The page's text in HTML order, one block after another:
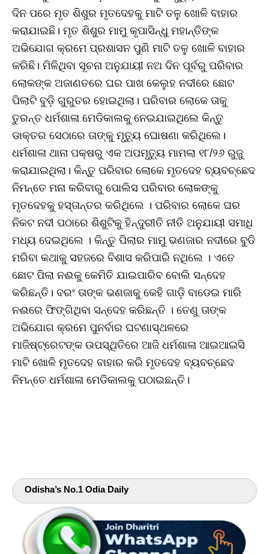
ଦିନ ପରେ ମୃତ ଶିଶୁର ମୃତଦେହକୁ ମାଟି ତଳୁ ଖୋଳି ବାହାର
କରାଯାଇଛି। ମୃତ ଶିଶୁର ମାମୁ କୃପାସିନ୍ଧୁ ମହାନ୍ତିଙ୍କ
ଅଭିଯୋଗ କ୍ରମେ ପ୍ରଶାସନ ପୁଣି ମାଟି ତଳୁ ଖୋଳି ବାହାର
କରିଛି। ମିଳିଥିବା ସୂଚନା ଅନୁଯାୟୀ ନଅ ଦିନ ପୂର୍ବରୁ ପରିବାର
ଲୋକଙ୍କ ଅଜାଣତରେ ଘର ପାଖ କେଲୁହ ନଦୀରେ ଛୋଟ
ପିଲାଟି ବୁଡ଼ି ଗୁରୁତର ହୋଇଥିଲା। ପରିବାର ଲୋକେ ତାକୁ
ତୁରନ୍ତ ଧର୍ମଶାଳା ମେଡିକାଲକୁ ନେଇଯାଇଥିଲେ କିନ୍ତୁ
ଡାକ୍ତର ସେଠାରେ ତାଙ୍କୁ ମୃତ୍ୟୁ ଘୋଷଣା କରିଥିଲେ।
ଧର୍ମଶାଳା ଥାନା ପକ୍ଷରୁ ଏକ ଅପମୃତ୍ୟୁ ମାମଲା ୧୮/୨୬ ରୁଜୁ
କରାଯାଇଥିଲା। କିନ୍ତୁ ପରିବାର ଲୋକେ ମୃତଦେହ ବ୍ୟବଚ୍ଛେଦ
ନିମନ୍ତେ ମନା କରିବାରୁ ପୋଲିସ ପରିବାର ଲୋକଙ୍କୁ
ମୃତଦେହକୁ ହସ୍ତାନ୍ତର କରିଥିଲେ । ପରିବାର ଲୋକେ ଘର
ନିକଟ ନଦୀ ପଠାରେ ଶିଶୁଟିକୁ ହିନ୍ଦୁରୀତି ନୀତି ଅନୁଯାୟୀ ସମାଧି
ମଧ୍ୟ ଦେଇଥିଲେ । କିନ୍ତୁ ପିଲାର ମାମୁ ଭଣଜାର ନଦୀରେ ବୁଡି
ମରିବା କଥାକୁ ସହଜରେ ବିଶାସ କରିପାରି ନଥିଲେ । ଏତେ
ଛୋଟ ପିଲା ନଈକୁ କେମିତି ଯାଇପାରିବ ବୋଲି ସନ୍ଦେହ
କରିଛନ୍ତି। ବରଂ ତାଙ୍କ ଭଣଜାକୁ କେହି ଗାଡ଼ି ବାଡେଇ ମାରି
ନଈରେ ଫିଙ୍ଗିଥିବା ସନ୍ଦେହ କରିଛନ୍ତି । ତେଣୁ ତାଙ୍କ
ଅଭିଯୋଗ କ୍ରମେ ପୁନର୍ବାର ଘଟଣାସ୍ଥଳରେ
ମାଜିଷ୍ଟ୍ରେଟଙ୍କ ଉପସ୍ଥିତିରେ ଆଜି ଧର୍ମଶାଳା ଆଇଆଇସି
ମାଟି ଖୋଳି ମୃତଦେହ ବାହାର କରି ମୃତଦେହ ବ୍ୟବଚ୍ଛେଦ
ନିମନ୍ତେ ଧର୍ମଶାଳା ମେଡିକାଲକୁ ପଠାଇଛନ୍ତି।
Odisha’s No.1 Odia Daily